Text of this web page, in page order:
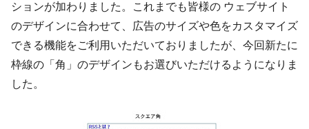
ションが加わりました。これまでも皆様の ウェブサイト
のデザインに合わせて、広告のサイズや色をカスタマイズ
できる機能をご利用いただいておりましたが、今回新たに
枠線の「角」のデザインもお選びいただけるようになりま
した。